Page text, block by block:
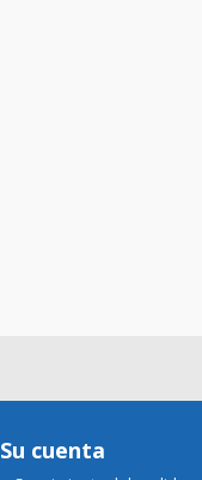
Su cuenta